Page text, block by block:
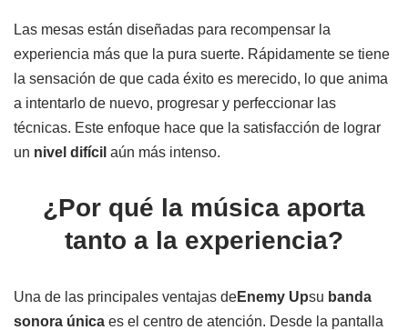
Las mesas están diseñadas para recompensar la
experiencia más que la pura suerte. Rápidamente se tiene
la sensación de que cada éxito es merecido, lo que anima
a intentarlo de nuevo, progresar y perfeccionar las
técnicas. Este enfoque hace que la satisfacción de lograr
un nivel difícil aún más intenso.
¿Por qué la música aporta
tanto a la experiencia?
Una de las principales ventajas deEnemy Upsu banda
sonora única es el centro de atención. Desde la pantalla